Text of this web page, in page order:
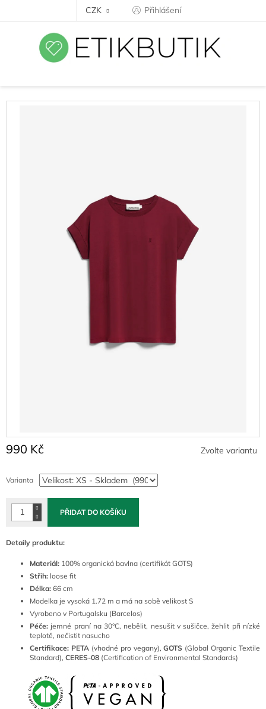
CZK Přihlášení
990 Kč
cena:
Zvolte variantu
Varianta
PŘIDAT DO KOŠÍKU
Detaily produktu:
Materiál: 100% organická bavlna (certifikát GOTS)
Střih: loose fit
Délka: 66 cm
Modelka je vysoká 1.72 m a má na sobě velikost S
Vyrobeno v Portugalsku (Barcelos)
Péče: jemné praní na 30°C, nebělit, nesušit v sušičce, žehlit při nízké
teplotě, nečistit nasucho
Certifikace: PETA(vhodné pro vegany),GOTS (Global Organic Textile
Standard), CERES-08 (Certification of Environmental Standards)